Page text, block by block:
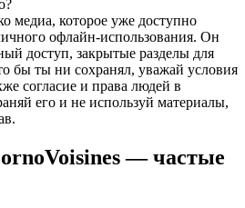
медиа, которое уже доступно
офлайн-использования. Он
доступ, закрытые разделы для
бы ты ни сохранял, уважай условия
согласие и права людей в
его и не используй материалы,
— частые